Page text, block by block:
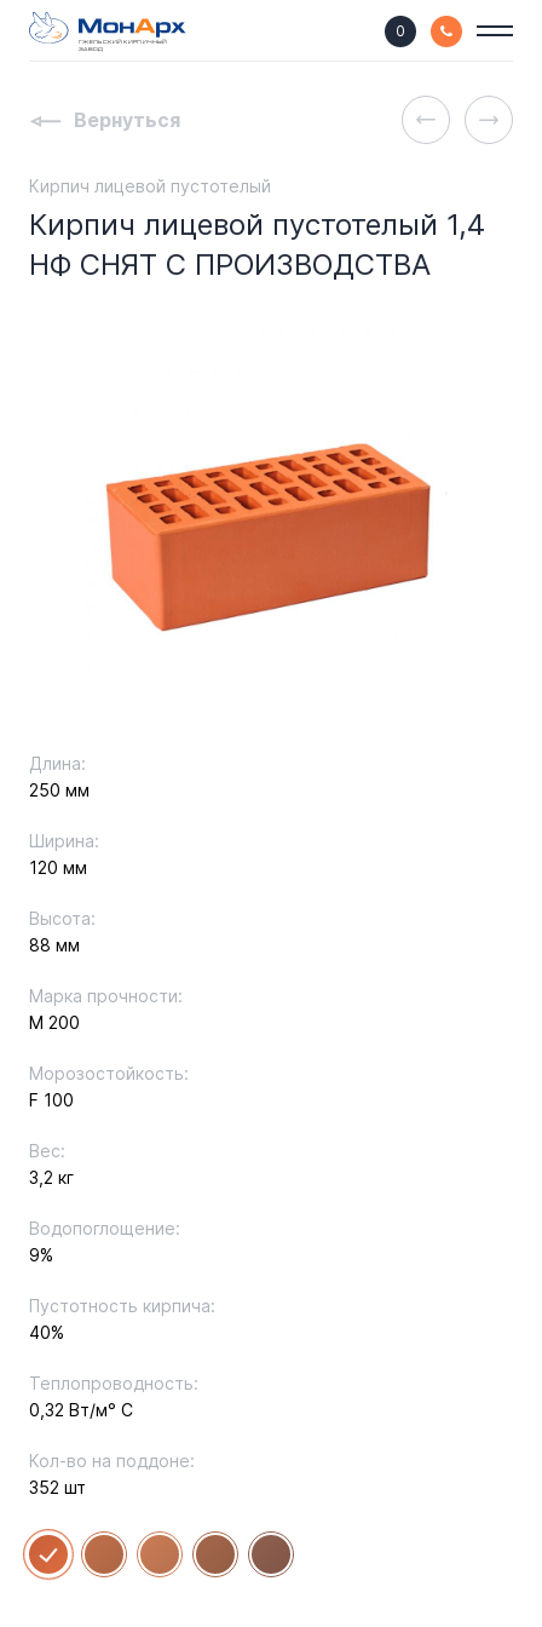
ГЖЕЛЬСКИЙ КИРПИЧНЫЙ
ЗАВОД
0
Вернуться
Кирпич лицевой пустотелый
Кирпич лицевой пустотелый 1,4
НФ СНЯТ С ПРОИЗВОДСТВА
Длина:
250 мм
Ширина:
120 мм
Высота:
88 мм
Марка прочности:
М 200
Морозостойкость:
F 100
Вес:
3,2 кг
Водопоглощение:
9%
Пустотность кирпича:
40%
Теплопроводность:
0,32 Вт/м° C
Кол-во на поддоне:
352 шт